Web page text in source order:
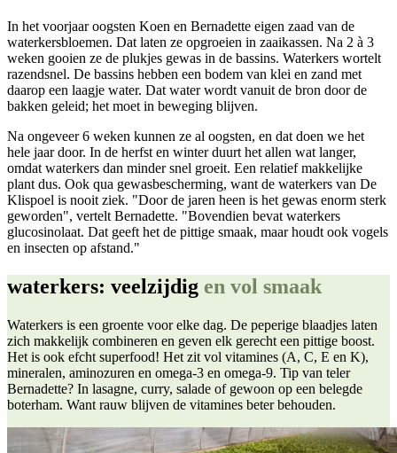
In het voorjaar oogsten Koen en Bernadette eigen zaad van de
waterkersbloemen. Dat laten ze opgroeien in zaaikassen. Na 2 à 3
weken gooien ze de plukjes gewas in de bassins. Waterkers wortelt
razendsnel. De bassins hebben een bodem van klei en zand met
daarop een laagje water. Dat water wordt vanuit de bron door de
bakken geleid; het moet in beweging blijven.
Na ongeveer 6 weken kunnen ze al oogsten, en dat doen we het
hele jaar door. In de herfst en winter duurt het allen wat langer,
omdat waterkers dan minder snel groeit. Een relatief makkelijke
plant dus. Ook qua gewasbescherming, want de waterkers van De
Klispoel is nooit ziek. "Door de jaren heen is het gewas enorm sterk
geworden", vertelt Bernadette. "Bovendien bevat waterkers
glucosinolaat. Dat geeft het de pittige smaak, maar houdt ook vogels
en insecten op afstand."
waterkers: veelzijdig en vol smaak
Waterkers is een groente voor elke dag. De peperige blaadjes laten
zich makkelijk combineren en geven elk gerecht een pittige boost.
Het is ook efcht superfood! Het zit vol vitamines (A, C, E en K),
mineralen, aminozuren en omega-3 en omega-9. Tip van teler
Bernadette? In lasagne, curry, salade of gewoon op een belegde
boterham. Want rauw blijven de vitamines beter behouden.